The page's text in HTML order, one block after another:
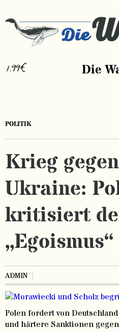
1.99€ Die
POLITIK
Krieg
Ukraine:
kritisiert
„Egoismus“
ADMIN
Polen fordert von
und härtere Sanktionen